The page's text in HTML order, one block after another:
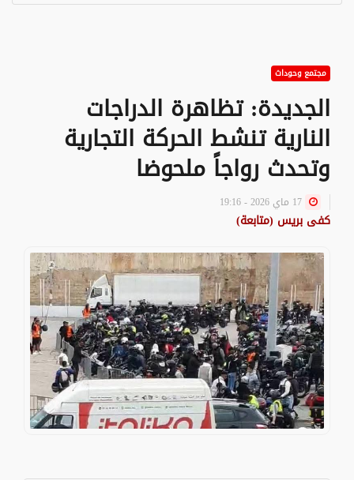
مجتمع وحوداث
الجديدة: تظاهرة الدراجات
النارية تنشط الحركة التجارية
وتحدث رواجاً ملحوضا
كفى بريس (متابعة)